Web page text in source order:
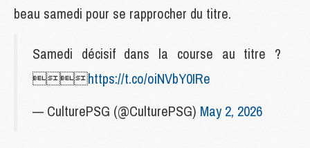
beau samedi pour se rapprocher du titre.
Samedi décisif dans la course au titre ?
https://t.co/oiNVbY0IRe
— CulturePSG (@CulturePSG) May 2, 2026